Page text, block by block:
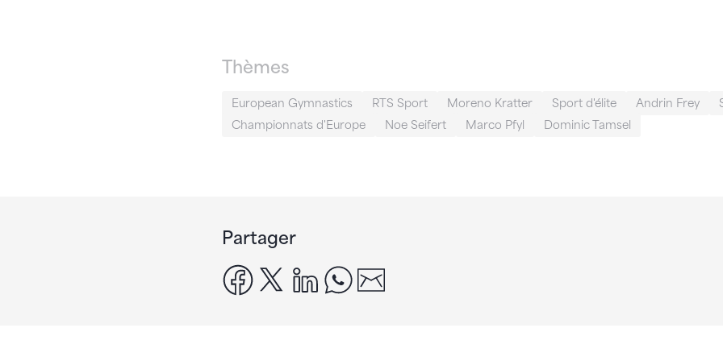
Thèmes
European Gymnastics RTS Sport Moreno Kratter Sport d'élite Andrin Frey
Championnats d'Europe
Noe Seifert Marco Pfyl Dominic Tamsel
Partager
facebook
x linkedinwhatsapp